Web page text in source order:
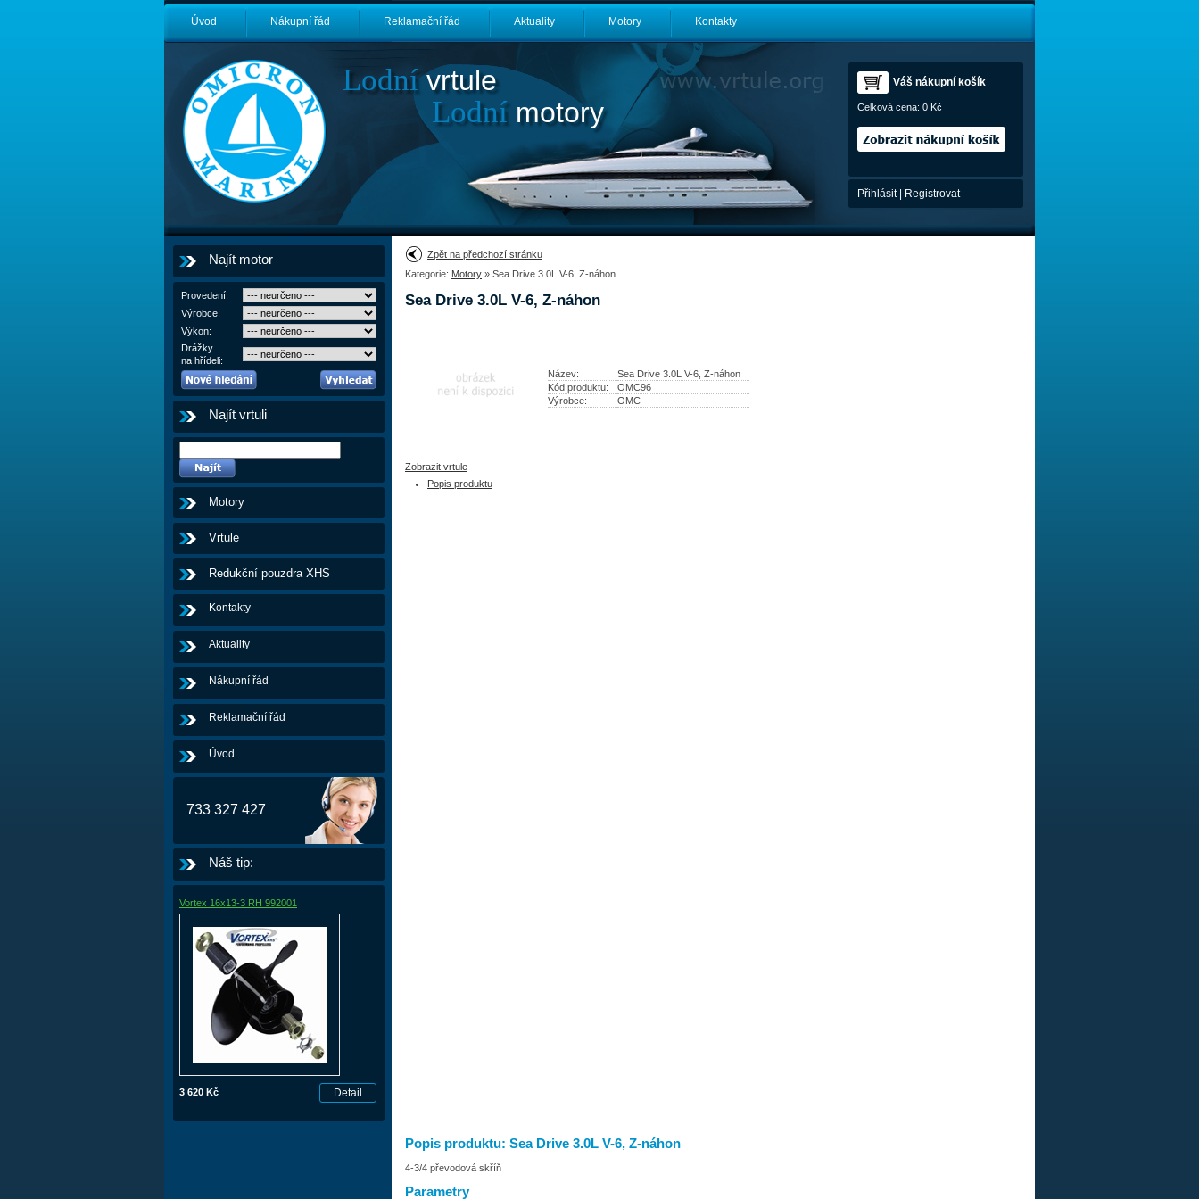
Úvod Nákupní řád Reklamační řád Aktuality Motory Kontakty
Lodnívrtule
Lodnímotory
Váš nákupní košík
Celková cena: 0 Kč
Přihlásit| Registrovat
Najít motor
Provedení:
Výrobce:
Výkon:
Drážky
na hřídeli:
Najít vrtuli
Motory
Vrtule
Redukční pouzdra XHS
Kontakty
Aktuality
Nákupní řád
Reklamační řád
Úvod
733 327 427
Náš tip:
Vortex 16x13-3 RH 992001
3 620 Kč
Zpět na předchozí stránku
Kategorie: Motory » Sea Drive 3.0L V-6, Z-náhon
Sea Drive 3.0L V-6, Z-náhon
Název:
Sea Drive 3.0L V-6, Z-náhon
Kód produktu:
OMC96
Výrobce:
OMC
Zobrazit vrtule
Popis produktu
Popis produktu: Sea Drive 3.0L V-6, Z-náhon
4-3/4 převodová skříň
Parametry